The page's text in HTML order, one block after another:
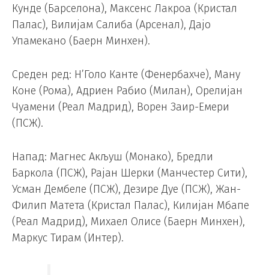
Кунде (Барселона), Максенс Лакроа (Кристал
Палас), Вилијам Салиба (Арсенал), Дајо
Упамекано (Баерн Минхен).
Среден ред: Н’Голо Канте (Фенербахче), Ману
Коне (Рома), Адриен Рабио (Милан), Орелијан
Чуамени (Реал Мадрид), Ворен Заир-Емери
(ПСЖ).
Напад: Магнес Акљуш (Монако), Бредли
Баркола (ПСЖ), Рајан Шерки (Манчестер Сити),
Усман Дембеле (ПСЖ), Дезире Дуе (ПСЖ), Жан-
Филип Матета (Кристал Палас), Килијан Мбапе
(Реал Мадрид), Михаел Олисе (Баерн Минхен),
Маркус Тирам (Интер).